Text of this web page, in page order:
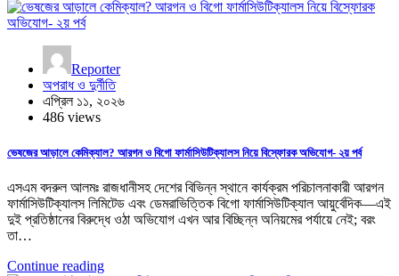
Reporter
অপরাধ ও দুর্নীতি
এপ্রিল ১১, ২০২৬
486 views
ভেষজের আড়ালে কেমিক্যাল? আরগন ও বিগো ফার্মাসিউটিক্যালস নিয়ে বিস্ফোরক অভিযোগ- ২য় পর্ব
এসএম বদরুল আলমঃ রাজধানীসহ দেশের বিভিন্ন স্থানে কার্যক্রম পরিচালনাকারী আরগন
ফার্মাসিউটিক্যালস লিমিটেড এবং ডেমরাভিত্তিক বিগো ফার্মাসিউটিক্যাল আয়ুর্বেদিক—এই
দুই প্রতিষ্ঠানের বিরুদ্ধে ওঠা অভিযোগ এখন আর বিচ্ছিন্ন অনিয়মের পর্যায়ে নেই; বরং
তা…
Continue reading